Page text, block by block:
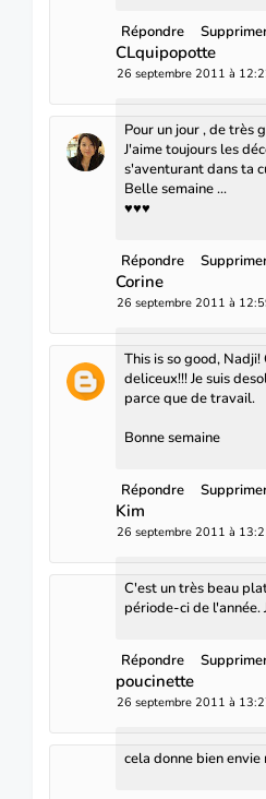
Répondre
CLquipopotte
26 septembre 2011 à
Pour un jour , de très
J'aime toujours les
s'aventurant dans ta
Belle semaine ...
♥♥♥
Répondre
Corine
26 septembre 2011 à
This is so good,
deliceux!!! Je suis
parce que de travail.
Bonne semaine
Répondre
Kim
26 septembre 2011 à
C'est un très beau
période-ci de l'année.
Répondre
poucinette
26 septembre 2011 à
cela donne bien envie